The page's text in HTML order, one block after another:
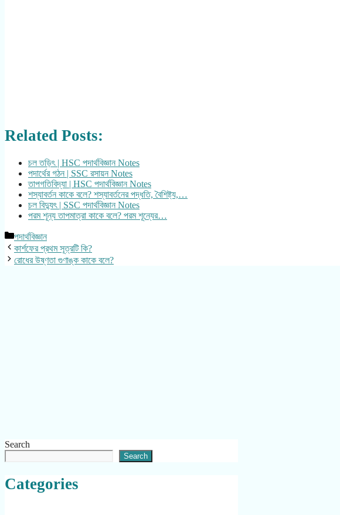
Related Posts:
চল তড়িৎ | HSC পদার্থবিজ্ঞান Notes
পদার্থের গঠন | SSC রসায়ন Notes
তাপগতিবিদ্যা | HSC পদার্থবিজ্ঞান Notes
শস্যাবর্তন কাকে বলে? শস্যাবর্তনের পদ্ধতি, বৈশিষ্ট্য,…
চল বিদ্যুৎ | SSC পদার্থবিজ্ঞান Notes
পরম শূন্য তাপমাত্রা কাকে বলে? পরম শূন্যের…
Categories
পদার্থবিজ্ঞান
কার্শফের প্রথম সূত্রটি কি?
রোধের উষ্ণতা গুণাঙ্ক কাকে বলে?
Search
Search
Categories